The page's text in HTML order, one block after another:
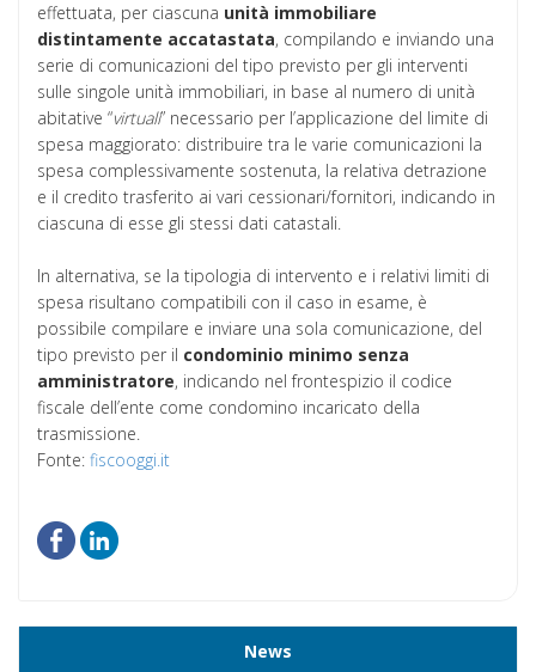
effettuata, per ciascuna unità immobiliare
distintamente accatastata, compilando e inviando una
serie di comunicazioni del tipo previsto per gli interventi
sulle singole unità immobiliari, in base al numero di unità
abitative “virtuali” necessario per l’applicazione del limite di
spesa maggiorato: distribuire tra le varie comunicazioni la
spesa complessivamente sostenuta, la relativa detrazione
e il credito trasferito ai vari cessionari/fornitori, indicando in
ciascuna di esse gli stessi dati catastali.
In alternativa, se la tipologia di intervento e i relativi limiti di
spesa risultano compatibili con il caso in esame, è
possibile compilare e inviare una sola comunicazione, del
tipo previsto per il condominio minimo senza
amministratore, indicando nel frontespizio il codice
fiscale dell’ente come condomino incaricato della
trasmissione.
Fonte: fiscooggi.it
News